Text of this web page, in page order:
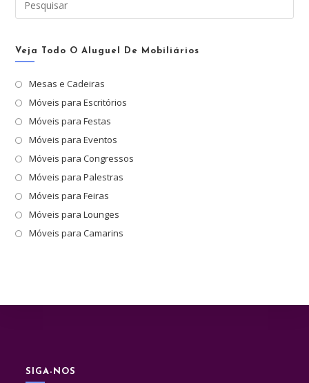
a
Veja Todo O Aluguel De Mobiliários
Mesas e Cadeiras
Móveis para Escritórios
Móveis para Festas
Móveis para Eventos
Móveis para Congressos
Móveis para Palestras
Móveis para Feiras
Móveis para Lounges
Móveis para Camarins
SIGA-NOS